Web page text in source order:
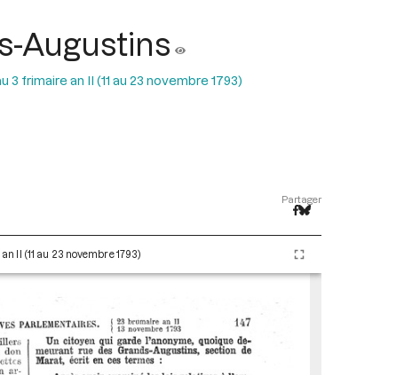
Augustins
3 frimaire an II (11 au 23 novembre 1793)
Partager
II (11 au 23 novembre 1793)